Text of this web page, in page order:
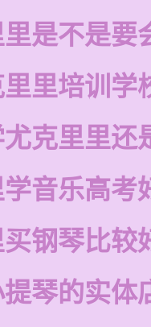
是不是要
里培训学
克里里还
音乐高考
钢琴比较
琴的实体